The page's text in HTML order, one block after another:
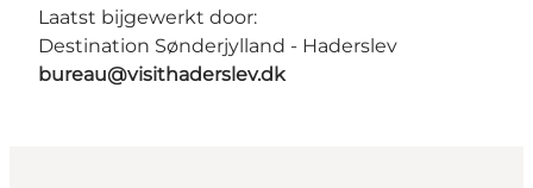
Laatst bijgewerkt door:
Destination Sønderjylland - Haderslev
bureau@visithaderslev.dk